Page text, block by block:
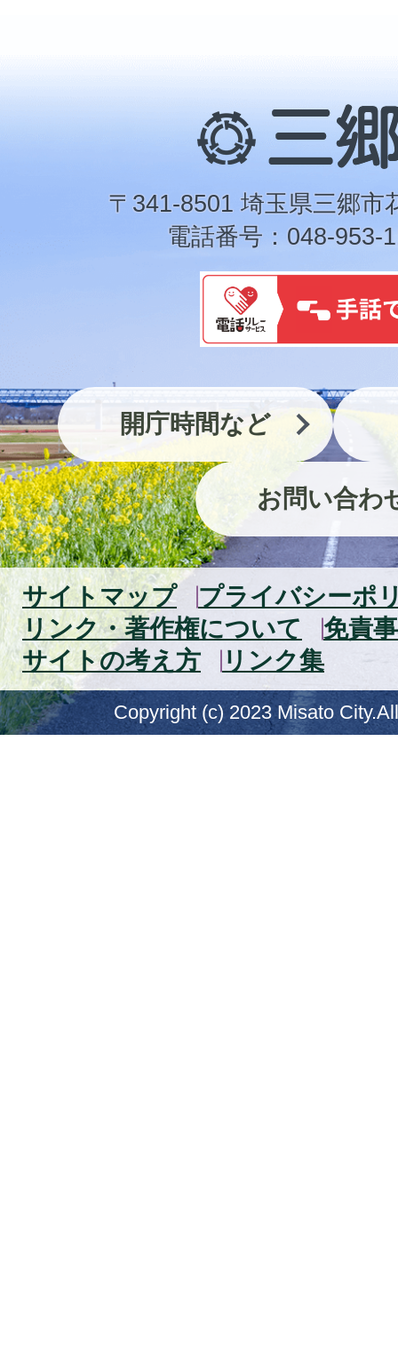
三
郷
市
〒341-8501 埼玉県三郷市
電話番号：048-953-
開庁時間など
お問い合わ
サイトマップ
プライバシーポ
リンク・著作権について
免責
サイトの考え方
リンク集
Copyright (c) 2023 Misato